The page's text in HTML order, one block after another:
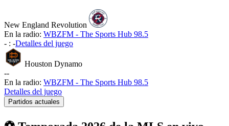
New England Revolution
En la radio: WBZFM - The Sports Hub 98.5
- : -Detalles del juego
Houston Dynamo
--
En la radio: WBZFM - The Sports Hub 98.5
Detalles del juego
Partidos actuales